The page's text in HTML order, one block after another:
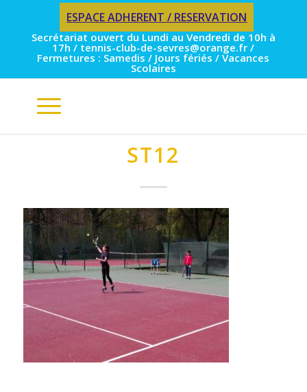
ESPACE ADHERENT / RESERVATION
Secrétariat ouvert du Lundi au Vendredi de 10h à
17h / tennis-club-de-sevres@orange.fr /
Fermetures : Samedis / Jours fériés / Vacances
Scolaires
ST12